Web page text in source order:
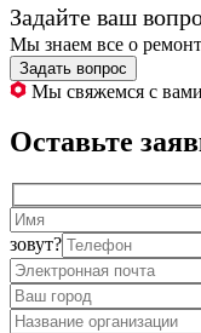
Задайте ваш
Мы знаем все о
Задать вопрос
Мы свяжемся с вами
Оставьте
зовут?